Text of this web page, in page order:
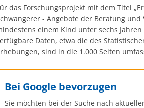
das Forschungsprojekt mit dem Titel
- Angebote der Beratung und
einem Kind unter sechs
Daten, etwa die des
sind in die 1.000 Seiten
Bei Google bevorzugen
Sie möchten bei der Suche nach